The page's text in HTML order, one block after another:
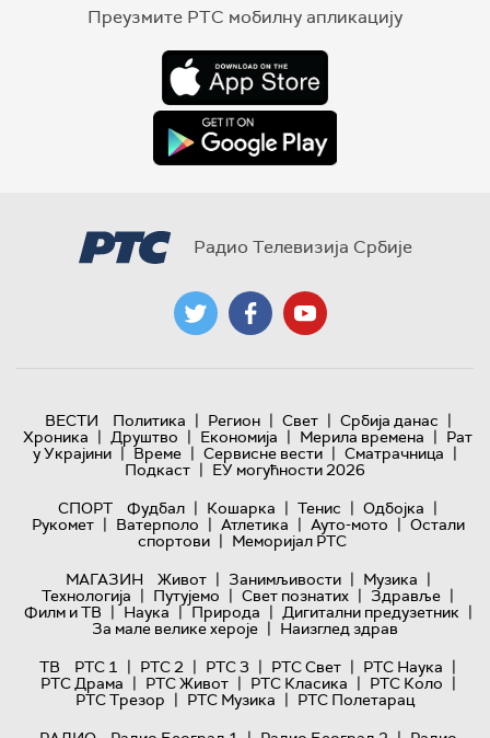
Преузмите РТС мобилну апликацију
Радио Телевизија Србије
ВЕСТИ Политика | Регион | Свет | Србија данас |
Хроника | Друштво | Економија | Мерила времена | Рат
у Украјини | Време | Сервисне вести | Сматрачница |
Подкаст | ЕУ могућности 2026
СПОРТ
Фудбал | Кошарка | Тенис | Одбојка |
Рукомет | Ватерполо | Атлетика | Ауто-мото | Остали
спортови | Меморијал РТС
МАГАЗИН
Живот | Занимљивости | Музика |
Технологијa | Путујемо | Свет познатих | Здравље |
Филм и ТВ | Наука | Природа | Дигитални предузетник |
За мале велике хероје | Наизглед здрав
ТВ
РТС 1 | РТС 2 | РТС 3 | РТС Свет | РТС Наука |
РТС Драма | РТС Живот | РТС Класика | РТС Коло |
РТС Трезор | РТС Музика | РТС Полетарац